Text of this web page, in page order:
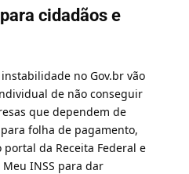
cidadãos e
no Gov.br vão
de não conseguir
que dependem de
folha de pagamento,
da Receita Federal e
INSS para dar